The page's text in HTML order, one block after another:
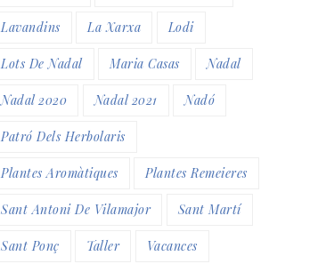
Lavandins La Xarxa Lodi
Lots De Nadal Maria Casas Nadal
Nadal 2020 Nadal 2021 Nadó
Patró Dels Herbolaris
Plantes Aromàtiques Plantes Remeieres
Sant Antoni De Vilamajor Sant Martí
Sant Ponç Taller Vacances